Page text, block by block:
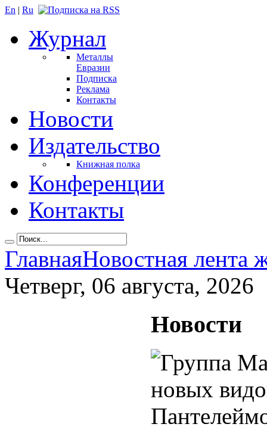
En | Ru
Журнал
Металлы
Евразии
Подписка
Реклама
Контакты
Новости
Издательство
Книжная полка
Конференции
Контакты
ГлавнаяНовостная лента
Четверг, 06 августа, 2026
Новости